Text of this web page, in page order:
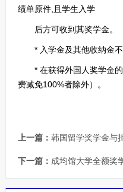
绩单原件,且学生入学
后方可收到其奖学金。
* 入学金及其他收纳金不
* 在获得外国人奖学金的
费减免100%者除外）。
上一篇： 韩国留学奖学金与
下一篇： 成均馆大学全额奖